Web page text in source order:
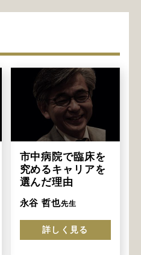
市中病院で臨床を
究めるキャリアを
選んだ理由
永谷 哲也先生
詳しく見る